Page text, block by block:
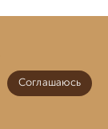
Соглашаюсь